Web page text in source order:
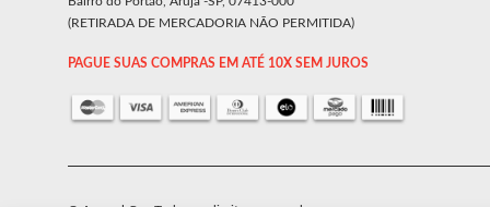
(RETIRADA DE MERCADORIA NÃO PERMITIDA)
PAGUE SUAS COMPRAS EM ATÉ 10X SEM JUROS